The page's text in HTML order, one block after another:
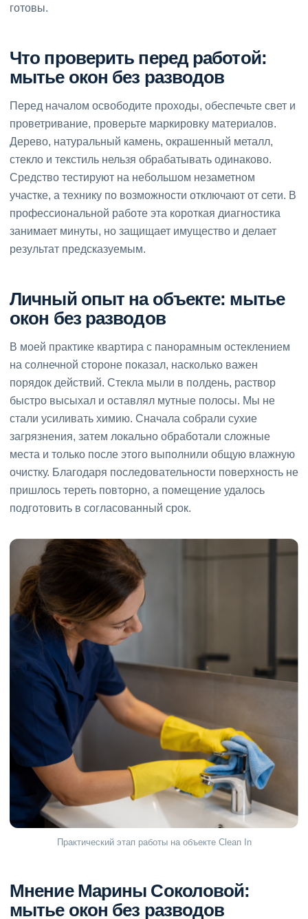
готовы.
Что проверить перед работой:
мытье окон без разводов
Перед началом освободите проходы, обеспечьте свет и
проветривание, проверьте маркировку материалов.
Дерево, натуральный камень, окрашенный металл,
стекло и текстиль нельзя обрабатывать одинаково.
Средство тестируют на небольшом незаметном
участке, а технику по возможности отключают от сети. В
профессиональной работе эта короткая диагностика
занимает минуты, но защищает имущество и делает
результат предсказуемым.
Личный опыт на объекте: мытье
окон без разводов
В моей практике квартира с панорамным остеклением
на солнечной стороне показал, насколько важен
порядок действий. Стекла мыли в полдень, раствор
быстро высыхал и оставлял мутные полосы. Мы не
стали усиливать химию. Сначала собрали сухие
загрязнения, затем локально обработали сложные
места и только после этого выполнили общую влажную
очистку. Благодаря последовательности поверхность не
пришлось тереть повторно, а помещение удалось
подготовить в согласованный срок.
Практический этап работы на объекте Clean In
Мнение Марины Соколовой:
мытье окон без разводов